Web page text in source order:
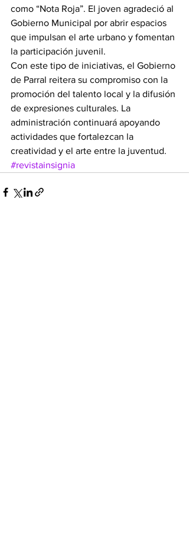
como “Nota Roja”. El joven agradeció al
Gobierno Municipal por abrir espacios
que impulsan el arte urbano y fomentan
la participación juvenil.
Con este tipo de iniciativas, el Gobierno
de Parral reitera su compromiso con la
promoción del talento local y la difusión
de expresiones culturales. La
administración continuará apoyando
actividades que fortalezcan la
creatividad y el arte entre la juventud.
#revistainsignia